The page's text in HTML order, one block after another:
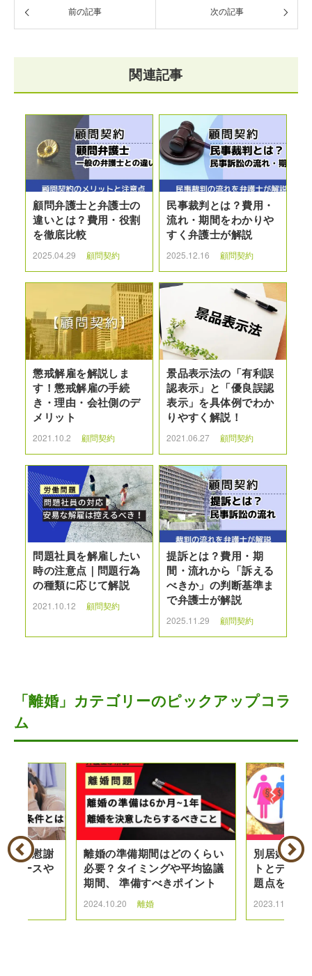
前の記事 次の記事
関連記事
顧問弁護士と弁護士の
違いとは？費用・役割
を徹底比較
2025.04.29 顧問契約
民事裁判とは？費用・
流れ・期間をわかりや
すく弁護士が解説
2025.12.16 顧問契約
懲戒解雇を解説しま
す！懲戒解雇の手続
き・理由・会社側のデ
メリット
2021.10.2 顧問契約
景品表示法の「有利誤
認表示」と「優良誤認
表示」を具体例でわか
りやすく解説！
2021.06.27 顧問契約
問題社員を解雇したい
時の注意点｜問題行為
の種類に応じて解説
2021.10.12 顧問契約
提訴とは？費用・期
間・流れから「訴える
べきか」の判断基準ま
で弁護士が解説
2025.11.29 顧問契約
「離婚」カテゴリーのピックアップコラ
ム
合の慰謝
ケースや
離婚の準備期間はどのくらい
必要？タイミングや平均協議
期間、 準備すべきポイント
2024.10.20 離婚
別居婚とは
トとデメ
題点を解説
2023.11.30